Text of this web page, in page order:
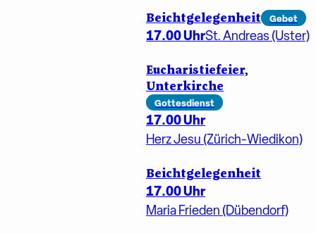
Beichtgelegenheit Gebet
17.00 UhrSt. Andreas (Uster)
Eucharistiefeier,
Unterkirche
Gottesdienst
17.00 Uhr
Herz Jesu (Zürich-Wiedikon)
Beichtgelegenheit
17.00 Uhr
Maria Frieden (Dübendorf)